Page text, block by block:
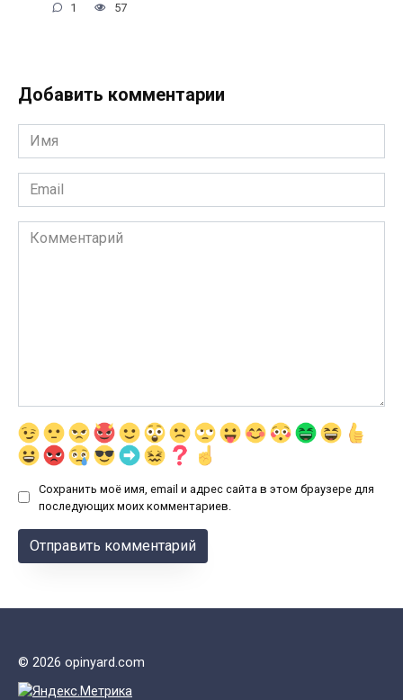
1 57
Добавить комментарии
Имя
*
Email
*
Комментарий
Сохранить моё имя, email и адрес сайта в этом браузере для
последующих моих комментариев.
© 2026 opinyard.com